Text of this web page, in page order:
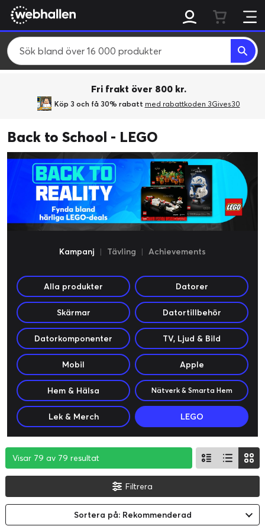
Fri frakt över 800 kr.
Köp 3 och få 30% rabatt med rabattkoden 3Gives30
Back to School - LEGO
Kampanj | Tävling | Achievements
Alla produkter Datorer
Skärmar Datortillbehör
Datorkomponenter TV, Ljud & Bild
Mobil Apple
Hem & Hälsa Nätverk & Smarta Hem
Lek & Merch LEGO
Visar 79 av 79 resultat
Visar 79 av 79 resultat
Visar 79 av 79 resultat
Filtrera
Sortera på: Rekommenderad